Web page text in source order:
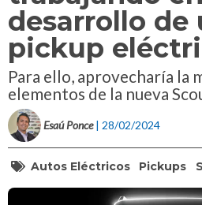
desarrollo de
pickup
Para ello, aprovecharía la
elementos de la nueva
Esaú Ponce | 28/02/2024
Autos Eléctricos Pickups